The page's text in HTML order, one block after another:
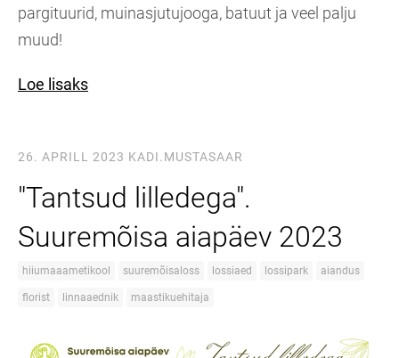
pargituurid, muinasjutujooga, batuut ja veel palju
muud!
Loe lisaks
26. APRILL 2023 KADI.MUSTASAAR
"Tantsud lilledega".
Suuremõisa aiapäev 2023
hiiumaaametikool suuremõisaloss lossiaed lossipark aiandus
florist linnaaednik maastikuehitaja